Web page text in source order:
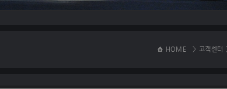
HOME > 고객센터